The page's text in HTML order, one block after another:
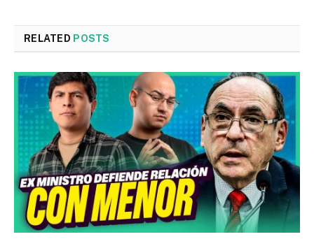
RELATED POSTS